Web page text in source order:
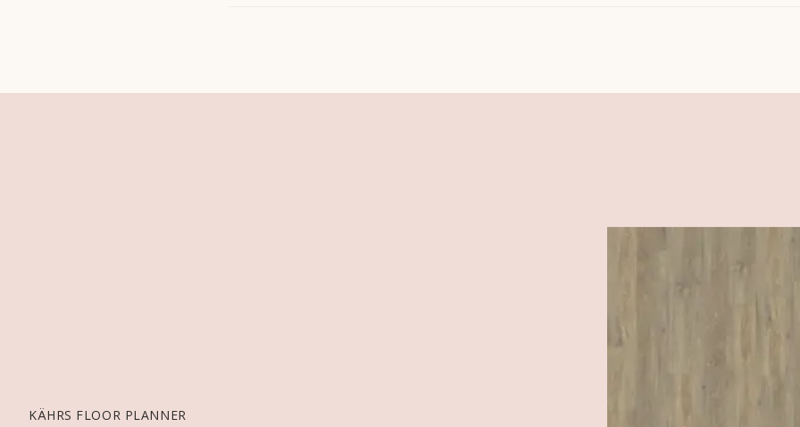
KÄHRS FLOOR PLANNER